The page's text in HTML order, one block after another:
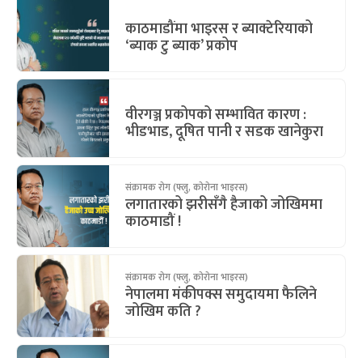
काठमाडौंमा भाइरस र ब्याक्टेरियाको
‘ब्याक टु ब्याक’ प्रकोप
वीरगञ्ज प्रकोपको सम्भावित कारण :
भीडभाड, दूषित पानी र सडक खानेकुरा
संक्रामक रोग (फ्लु, कोरोना भाइरस)
लगातारको झरीसँगै हैजाको जोखिममा
काठमाडौं !
संक्रामक रोग (फ्लु, कोरोना भाइरस)
नेपालमा मंकीपक्स समुदायमा फैलिने
जोखिम कति ?